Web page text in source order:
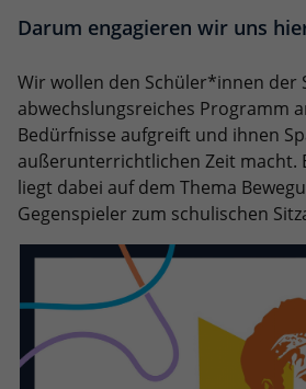
Darum engagieren wir uns
Wir wollen den Schüler*innen der
abwechslungsreiches Programm
Bedürfnisse aufgreift und ihnen
außerunterrichtlichen Zeit macht.
liegt dabei auf dem Thema
Gegenspieler zum schulischen